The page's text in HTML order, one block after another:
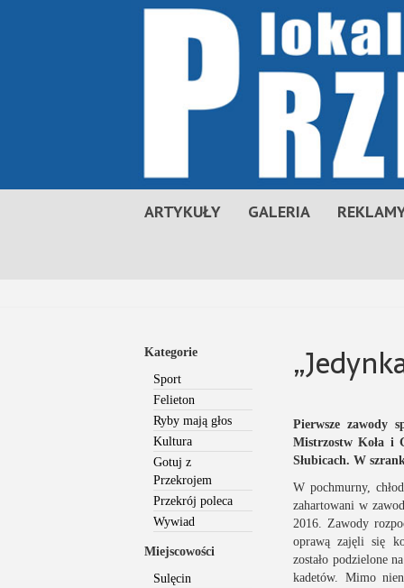
ARTYKUŁY GALERIA
Kategorie
Sport
Felieton
Ryby mają głos
Kultura
Gotuj z
Przekrojem
Przekrój poleca
Wywiad
Miejscowości
Sulęcin
Pierwsze zawody
Mistrzostw Koła i
Słubicach. W
W pochmurny,
zahartowani w
2016. Zawody
oprawą zajęli się
zostało podzielone
kadetów. Mimo